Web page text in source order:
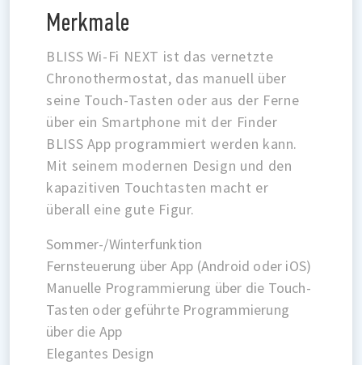
Merkmale
BLISS Wi-Fi NEXT ist das vernetzte
Chronothermostat, das manuell über
seine Touch-Tasten oder aus der Ferne
über ein Smartphone mit der Finder
BLISS App programmiert werden kann.
Mit seinem modernen Design und den
kapazitiven Touchtasten macht er
überall eine gute Figur.
Sommer-/Winterfunktion
Fernsteuerung über App (Android oder iOS)
Manuelle Programmierung über die Touch-
Tasten oder geführte Programmierung
über die App
Elegantes Design